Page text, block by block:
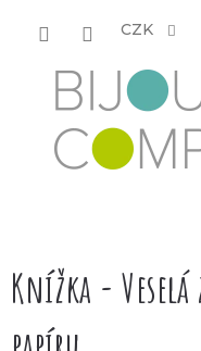
CZK
Knížka -